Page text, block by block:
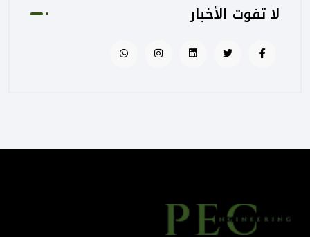
كيف تساهم PEC في رفع جودة
الإشراف المتكامل؟
المباني أكثر إنسانية
الهندسة الرقمية في المشاريع
لا تفوت الأخبار